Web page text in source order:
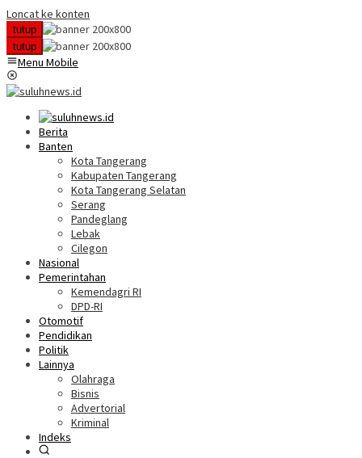
Loncat ke konten
tutup
tutup
Menu Mobile
Berita
Banten
Kota Tangerang
Kabupaten Tangerang
Kota Tangerang Selatan
Serang
Pandeglang
Lebak
Cilegon
Nasional
Pemerintahan
Kemendagri RI
DPD-RI
Otomotif
Pendidikan
Politik
Lainnya
Olahraga
Bisnis
Advertorial
Kriminal
Indeks